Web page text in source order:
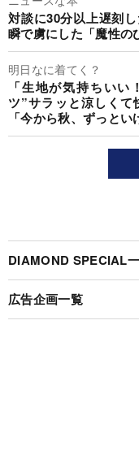
対談に30分以上遅刻
瞬で虜にした「魔性の
明日なに着てく？
「生地が気持ちい
ツ”サラッと涼しくて
「今から秋、ずっと
DIAMOND SPECIAL
広告企画一覧